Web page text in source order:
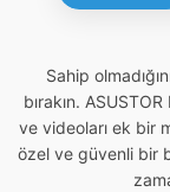
Sahip
bırakın.
ve videoları ek bir
özel ve güvenli bir